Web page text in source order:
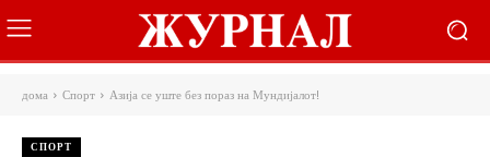
дома Спорт Азија се уште без пораз на Мундијалот!
СПОРТ